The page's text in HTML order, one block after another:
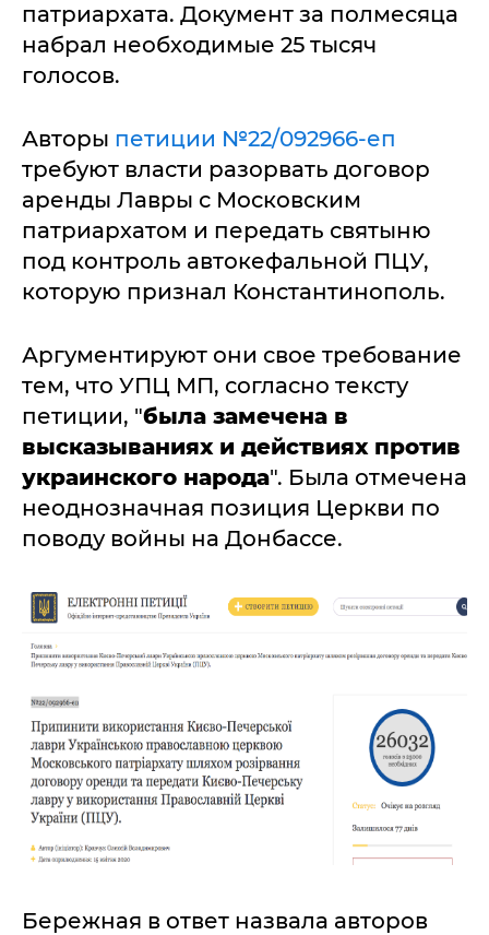
патриархата. Документ за полмесяца
набрал необходимые 25 тысяч
голосов.
Авторы петиции №22/092966-еп
требуют власти разорвать договор
аренды Лавры с Московским
патриархатом и передать святыню
под контроль автокефальной ПЦУ,
которую признал Константинополь.
Аргументируют они свое требование
тем, что УПЦ МП, согласно тексту
петиции, "была замечена в
высказываниях и действиях против
украинского народа". Была отмечена
неоднозначная позиция Церкви по
поводу войны на Донбассе.
Бережная в ответ назвала авторов